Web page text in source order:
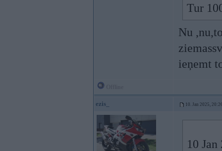
Tur
Nu
ieņemt
ezis_ 10. Jan 2025,
10